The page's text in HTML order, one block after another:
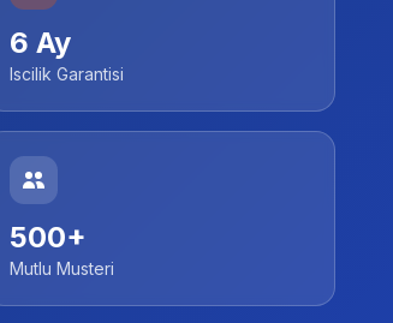
6 Ay
Iscilik Garantisi
500+
Mutlu Musteri